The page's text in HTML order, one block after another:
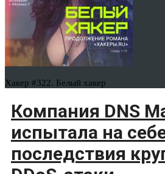
Хакер #322. Белый хакер
Компания DNS
испытала на
последствия